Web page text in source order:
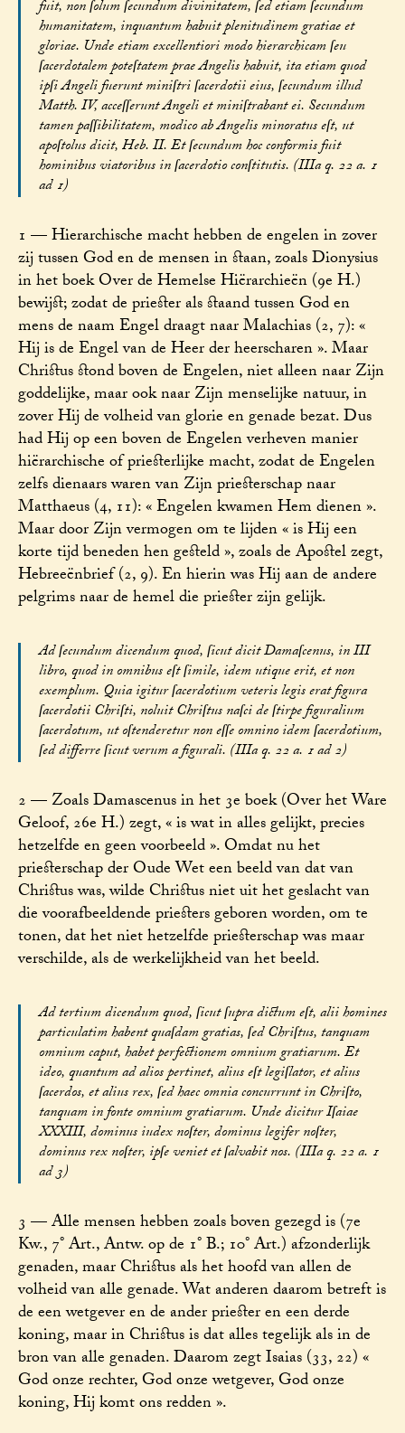
fuit, non ſolum ſecundum divinitatem, ſed etiam ſecundum
humanitatem, inquantum habuit plenitudinem gratiae et
gloriae. Unde etiam excellentiori modo hierarchicam ſeu
ſacerdotalem poteſtatem prae Angelis habuit, ita etiam quod
ipſi Angeli fuerunt miniſtri ſacerdotii eius, ſecundum illud
Matth. IV, acceſſerunt Angeli et miniſtrabant ei. Secundum
tamen paſſibilitatem, modico ab Angelis minoratus eſt, ut
apoſtolus dicit, Heb. II. Et ſecundum hoc conformis fuit
hominibus viatoribus in ſacerdotio conſtitutis. (IIIa q. 22 a. 1
ad 1)
1 — Hierarchische macht hebben de engelen in zover
zij tussen God en de mensen in staan, zoals Dionysius
in het boek Over de Hemelse Hiërarchieën (9e H.)
bewijst; zodat de priester als staand tussen God en
mens de naam Engel draagt naar Malachias (2, 7): «
Hij is de Engel van de Heer der heerscharen ». Maar
Christus stond boven de Engelen, niet alleen naar Zijn
goddelijke, maar ook naar Zijn menselijke natuur, in
zover Hij de volheid van glorie en genade bezat. Dus
had Hij op een boven de Engelen verheven manier
hiërarchische of priesterlijke macht, zodat de Engelen
zelfs dienaars waren van Zijn priesterschap naar
Matthaeus (4, 11): « Engelen kwamen Hem dienen ».
Maar door Zijn vermogen om te lijden « is Hij een
korte tijd beneden hen gesteld », zoals de Apostel zegt,
Hebreeënbrief (2, 9). En hierin was Hij aan de andere
pelgrims naar de hemel die priester zijn gelijk.
Ad ſecundum dicendum quod, ſicut dicit Damaſcenus, in III
libro, quod in omnibus eſt ſimile, idem utique erit, et non
exemplum. Quia igitur ſacerdotium veteris legis erat figura
ſacerdotii Chriſti, noluit Chriſtus naſci de ſtirpe figuralium
ſacerdotum, ut oſtenderetur non eſſe omnino idem ſacerdotium,
ſed differre ſicut verum a figurali. (IIIa q. 22 a. 1 ad 2)
2 — Zoals Damascenus in het 3e boek (Over het Ware
Geloof, 26e H.) zegt, « is wat in alles gelijkt, precies
hetzelfde en geen voorbeeld ». Omdat nu het
priesterschap der Oude Wet een beeld van dat van
Christus was, wilde Christus niet uit het geslacht van
die voorafbeeldende priesters geboren worden, om te
tonen, dat het niet hetzelfde priesterschap was maar
verschilde, als de werkelijkheid van het beeld.
Ad tertium dicendum quod, ſicut ſupra dictum eſt, alii homines
particulatim habent quaſdam gratias, ſed Chriſtus, tanquam
omnium caput, habet perfectionem omnium gratiarum. Et
ideo, quantum ad alios pertinet, alius eſt legiſlator, et alius
ſacerdos, et alius rex, ſed haec omnia concurrunt in Chriſto,
tanquam in fonte omnium gratiarum. Unde dicitur Iſaiae
XXXIII, dominus iudex noſter, dominus legifer noſter,
dominus rex noſter, ipſe veniet et ſalvabit nos. (IIIa q. 22 a. 1
ad 3)
3 — Alle mensen hebben zoals boven gezegd is (7e
Kw., 7° Art., Antw. op de 1° B.; 10° Art.) afzonderlijk
genaden, maar Christus als het hoofd van allen de
volheid van alle genade. Wat anderen daarom betreft is
de een wetgever en de ander priester en een derde
koning, maar in Christus is dat alles tegelijk als in de
bron van alle genaden. Daarom zegt Isaias (33, 22) «
God onze rechter, God onze wetgever, God onze
koning, Hij komt ons redden ».